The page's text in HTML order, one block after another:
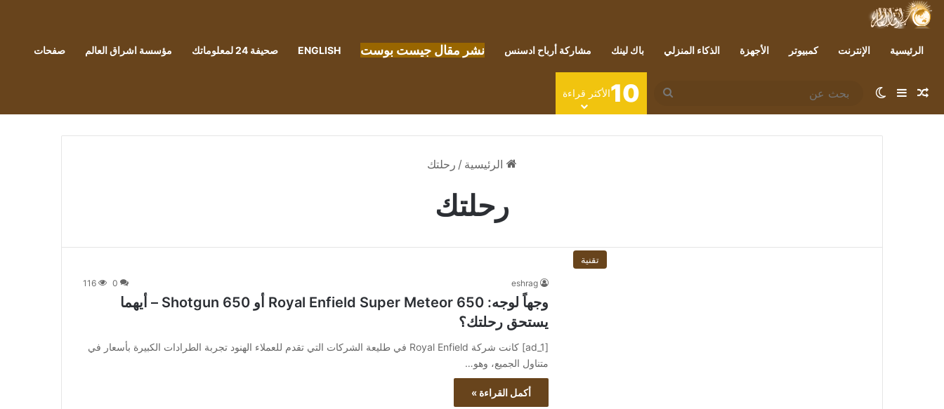
الرئيسية الإنترنت كمبيوتر الأجهزة الذكاء المنزلي باك لينك مشاركة أرباح ادسنس نشر مقال جيست بوست ENGLISH صحيفة 24 لمعلوماتك مؤسسة اشراق العالم صفحات
مقال عشوائي
إضافة عمود جانبي
الوضع المظلم
بحث
عن
10الأكثر قراءة
الرئيسية / رحلتك
رحلتك
تقنية
eshrag
0
116
وجهاً لوجه: Royal Enfield Super Meteor 650 أو Shotgun 650 – أيهما
يستحق رحلتك؟
[ad_1] كانت شركة Royal Enfield في طليعة الشركات التي تقدم للعملاء الهنود تجربة الطرادات الكبيرة بأسعار في
متناول الجميع، وهو…
أكمل القراءة »